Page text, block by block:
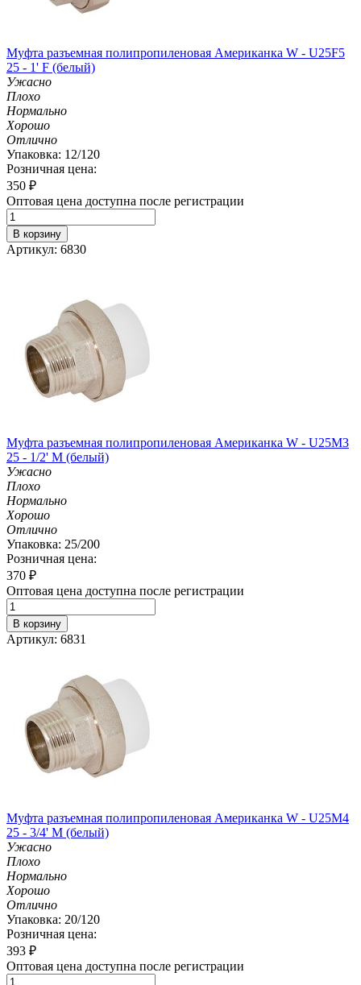
Муфта разъемная полипропиленовая Американка W - U25F5
25 - 1' F (белый)
Ужасно
Плохо
Нормально
Хорошо
Отлично
Упаковка: 12/120
Розничная цена:
350 ₽
Оптовая цена доступна после регистрации
В корзину
Артикул: 6830
Муфта разъемная полипропиленовая Американка W - U25M3
25 - 1/2' M (белый)
Ужасно
Плохо
Нормально
Хорошо
Отлично
Упаковка: 25/200
Розничная цена:
370 ₽
Оптовая цена доступна после регистрации
В корзину
Артикул: 6831
Муфта разъемная полипропиленовая Американка W - U25M4
25 - 3/4' M (белый)
Ужасно
Плохо
Нормально
Хорошо
Отлично
Упаковка: 20/120
Розничная цена:
393 ₽
Оптовая цена доступна после регистрации